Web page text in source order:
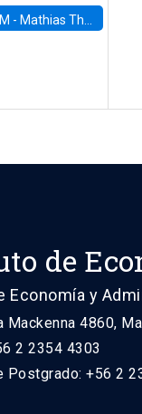
- Mathias Thoenig, University of Lausanne
de
Economía y
Mackenna 4860,
2 2354 4303
Postgrado: +56 2